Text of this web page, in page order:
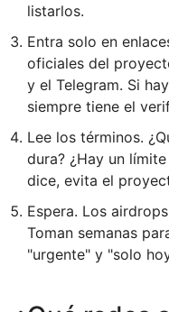
listarlos.
Entra solo en
oficiales del
y el Telegram. Si
siempre tiene el
Lee los términos.
dura? ¿Hay un
dice, evita el
Espera. Los
Toman semanas
"urgente" y "solo